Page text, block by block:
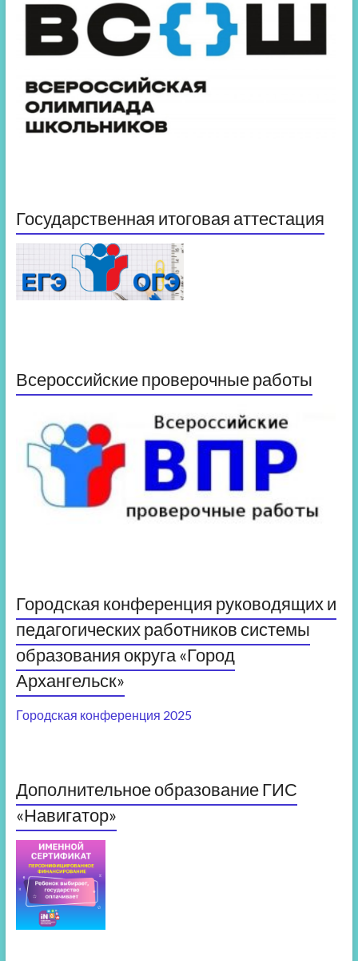
Государственная итоговая аттестация
Всероссийские проверочные работы
Городская конференция руководящих и
педагогических работников системы
образования округа «Город
Архангельск»
Городская конференция 2025
Дополнительное образование ГИС
«Навигатор»